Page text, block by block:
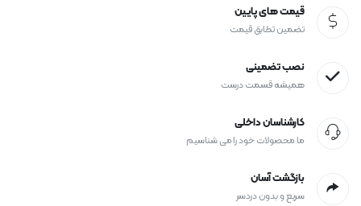
قیمت های پایین
تضمین تطابق قیمت
نصب تضمینی
همیشه قسمت درست
کارشناسان داخلی
ما محصولات خود را می شناسیم
بازگشت آسان
سریع و بدون دردسر